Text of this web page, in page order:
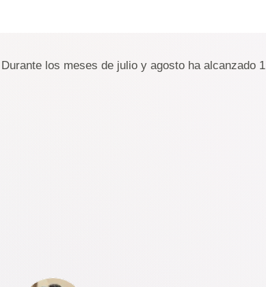
los meses de julio y agosto ha alcanzado 1